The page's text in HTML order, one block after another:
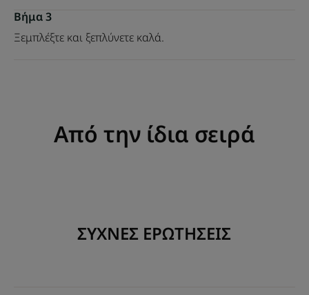
Βήμα 3
Ξεμπλέξτε και ξεπλύνετε καλά.
Από την ίδια σειρά
ΣΥΧΝΕΣ ΕΡΩΤΗΣΕΙΣ